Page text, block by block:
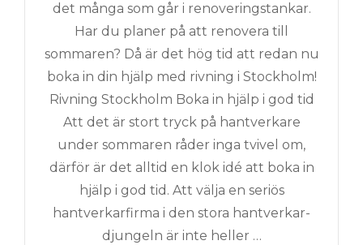
det många som går i renoveringstankar.
Har du planer på att renovera till
sommaren? Då är det hög tid att redan nu
boka in din hjälp med rivning i Stockholm!
Rivning Stockholm Boka in hjälp i god tid
Att det är stort tryck på hantverkare
under sommaren råder inga tvivel om,
därför är det alltid en klok idé att boka in
hjälp i god tid. Att välja en seriös
hantverkarfirma i den stora hantverkar-
djungeln är inte heller …